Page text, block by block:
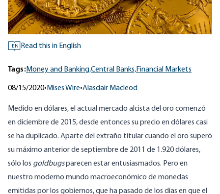
EN Read this in English
Tags:Money and Banking,Central Banks,Financial Markets
08/15/2020• Mises Wire•Alasdair Macleod
Medido en dólares, el actual mercado alcista del oro comenzó
en diciembre de 2015, desde entonces su precio en dólares casi
se ha duplicado. Aparte del extraño titular cuando el oro superó
su máximo anterior de septiembre de 2011 de 1.920 dólares,
sólo los goldbugsparecen estar entusiasmados. Pero en
nuestro moderno mundo macroeconómico de monedas
emitidas por los gobiernos, que ha pasado de los días en que el